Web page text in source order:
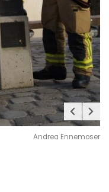
Andrea Ennemoser